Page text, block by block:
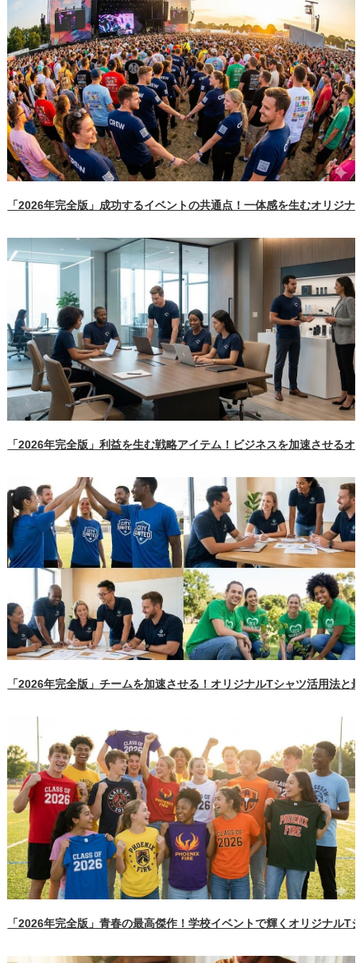
「2026年完全版」成功するイベントの共通点！一体感を生むオリジ
「2026年完全版」利益を生む戦略アイテム！ビジネスを加速させる
「2026年完全版」チームを加速させる！オリジナルTシャツ活用法
「2026年完全版」青春の最高傑作！学校イベントで輝くオリジナル